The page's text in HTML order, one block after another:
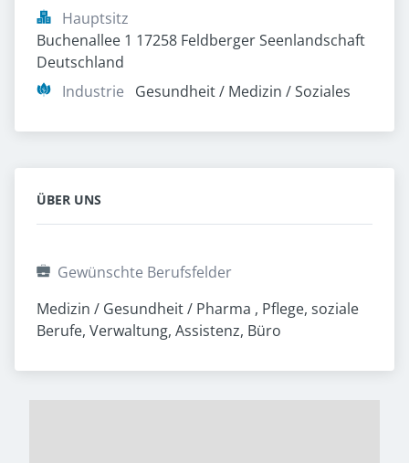
Hauptsitz
Buchenallee 1 17258 Feldberger Seenlandschaft
Deutschland
Industrie
Gesundheit / Medizin / Soziales
ÜBER UNS
Gewünschte Berufsfelder
Medizin / Gesundheit / Pharma , Pflege, soziale
Berufe, Verwaltung, Assistenz, Büro